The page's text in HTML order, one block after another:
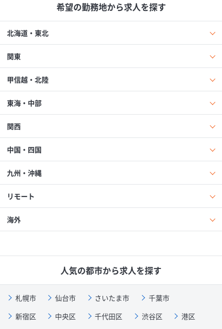
希望の勤務地から求人を探す
北海道・東北
関東
甲信越・北陸
東海・中部
関西
中国・四国
九州・沖縄
リモート
海外
人気の都市から求人を探す
札幌市 仙台市 さいたま市
千葉市
新宿区
中央区 千代田区 渋谷区
港区